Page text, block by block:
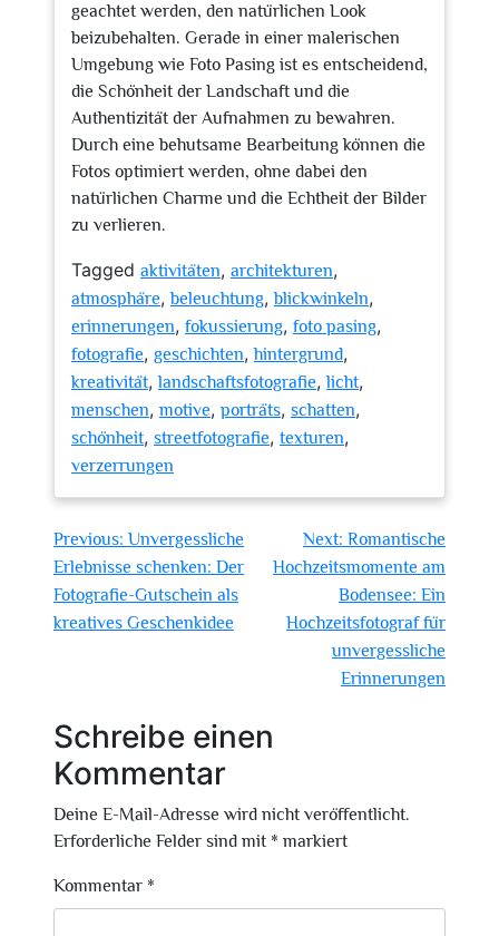
geachtet werden, den natürlichen Look
beizubehalten. Gerade in einer malerischen
Umgebung wie Foto Pasing ist es entscheidend,
die Schönheit der Landschaft und die
Authentizität der Aufnahmen zu bewahren.
Durch eine behutsame Bearbeitung können die
Fotos optimiert werden, ohne dabei den
natürlichen Charme und die Echtheit der Bilder
zu verlieren.
Tagged aktivitäten, architekturen,
atmosphäre,beleuchtung,blickwinkeln,
erinnerungen, fokussierung, foto pasing,
fotografie, geschichten,hintergrund,
kreativität,landschaftsfotografie,licht,
menschen, motive, porträts, schatten,
schönheit, streetfotografie, texturen,
verzerrungen
Beitragsnavigation
Previous: Unvergessliche
Erlebnisse schenken: Der
Fotografie-Gutschein als
kreatives Geschenkidee
Next: Romantische
Hochzeitsmomente am
Bodensee: Ein
Hochzeitsfotograf für
unvergessliche
Erinnerungen
Schreibe einen
Kommentar
Deine E-Mail-Adresse wird nicht veröffentlicht.
Erforderliche Felder sind mit * markiert
Kommentar *